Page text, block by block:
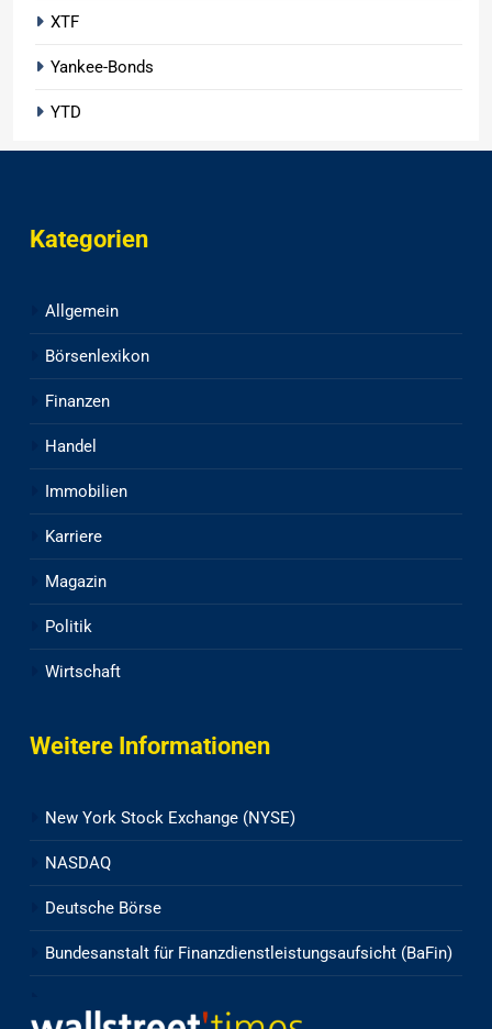
XTF
Yankee-Bonds
YTD
Kategorien
Allgemein
Börsenlexikon
Finanzen
Handel
Immobilien
Karriere
Magazin
Politik
Wirtschaft
Weitere Informationen
New York Stock Exchange (NYSE)
NASDAQ
Deutsche Börse
Bundesanstalt für Finanzdienstleistungsaufsicht (BaFin)